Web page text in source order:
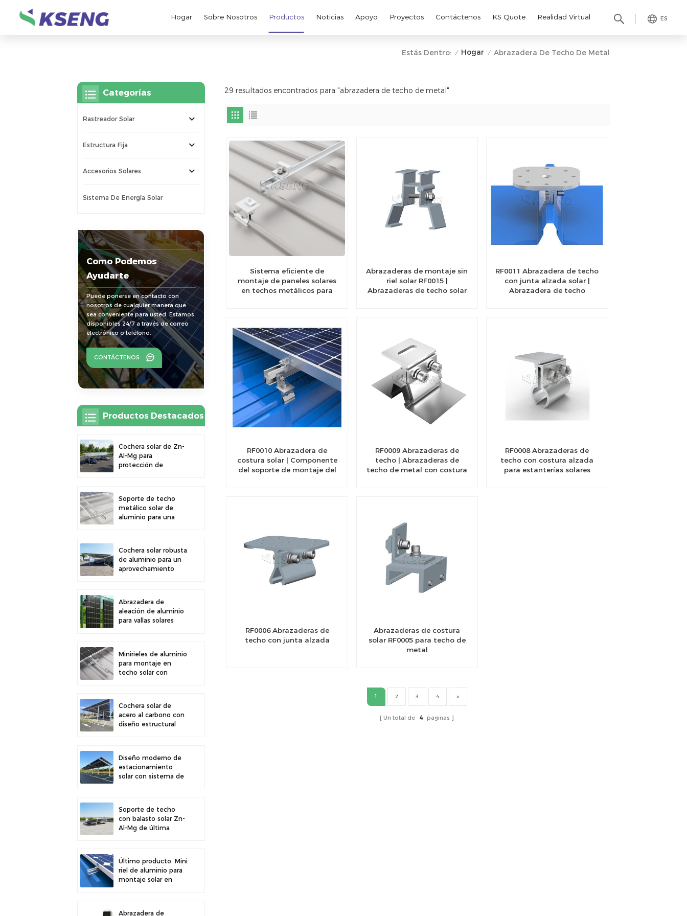
ES
Hogar Sobre Nosotros Productos Noticias Apoyo Proyectos Contáctenos KS Quote Realidad Virtual
Estás Dentro: / Hogar / Abrazadera De Techo De Metal
29 resultados encontrados para "abrazadera de techo de metal"
Sistema eficiente de
montaje de paneles solares
en techos metálicos para
Abrazaderas de montaje sin
riel solar RF0015 |
Abrazaderas de techo solar
RF0011 Abrazadera de techo
con junta alzada solar |
Abrazadera de techo
RF0010 Abrazadera de
costura solar | Componente
del soporte de montaje del
RF0009 Abrazaderas de
techo | Abrazaderas de
techo de metal con costura
RF0008 Abrazaderas de
techo con costura alzada
para estanterías solares
RF0006 Abrazaderas de
techo con junta alzada
Abrazaderas de costura
solar RF0005 para techo de
metal
1 2 3 4
Un total de 4 paginas
Categorías
Rastreador Solar
Estructura Fija
Accesorios Solares
Sistema De Energía Solar
Como Podemos
Ayudarte
Puede ponerse en contacto con
nosotros de cualquier manera que
sea conveniente para usted. Estamos
disponibles 24/7 a través de correo
electrónico o teléfono.
CONTÁCTENOS
Productos Destacados
Cochera solar de Zn-
Al-Mg para
protección de
Soporte de techo
metálico solar de
aluminio para una
Cochera solar robusta
de aluminio para un
aprovechamiento
vehículo.
Abrazadera de
aleación de aluminio
para vallas solares
montaje en vallas.
Minirieles de aluminio
para montaje en
techo solar con
Cochera solar de
acero al carbono con
diseño estructural
Diseño moderno de
estacionamiento
solar con sistema de
resistencia
Soporte de techo
con balasto solar Zn-
Al-Mg de última
Último producto: Mini
riel de aluminio para
montaje solar en
Abrazadera de